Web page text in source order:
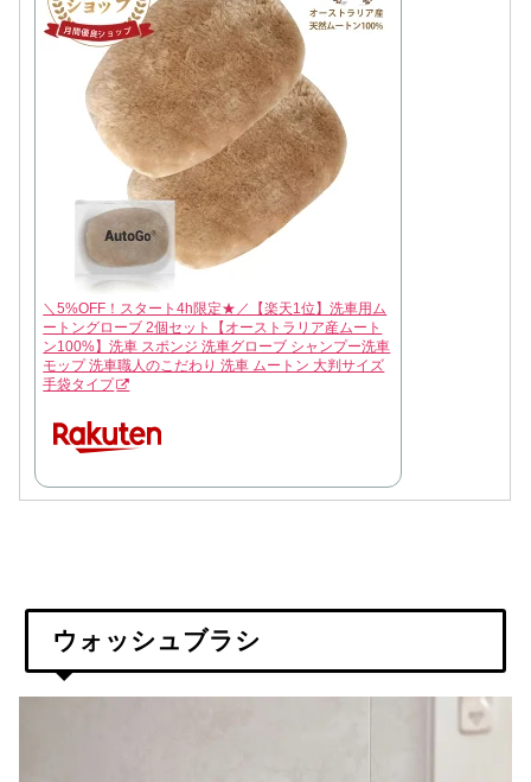
＼5%OFF！スタート4h限定★／【楽天1位】洗車用ム
ートングローブ 2個セット【オーストラリア産ムート
ン100%】洗車 スポンジ 洗車グローブ シャンプー洗車
モップ 洗車職人のこだわり 洗車 ムートン 大判サイズ
手袋タイプ
ウォッシュブラシ